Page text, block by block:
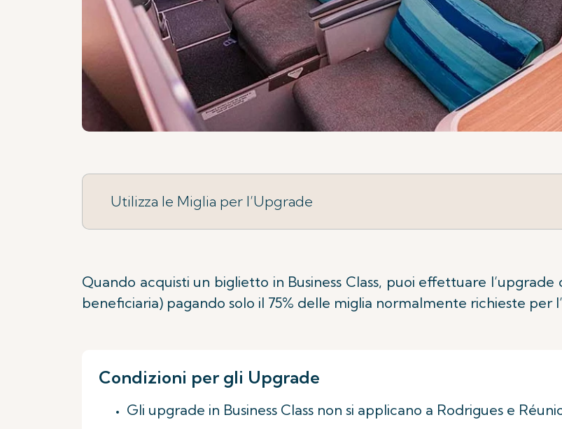
Utilizza le Miglia per l’Upgrade
Quando acquisti un biglietto in Business Class, puoi effettuare
beneficiaria) pagando solo il 75% delle miglia normalmente richieste per
Condizioni per gli Upgrade
Gli upgrade in Business Class non si applicano a Rodrigues e